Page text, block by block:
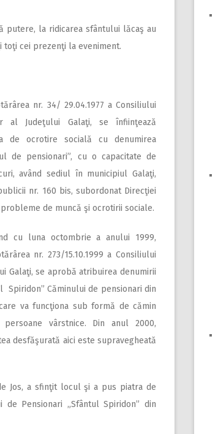
putere, la ridicarea sfântului lăcaş au
toţi cei prezenţi la eveniment.
nr. 34/ 29.04.1977 a Consiliului
al Judeţului Galaţi, se înfiinţează
de ocrotire socială cu denumirea
de pensionari”, cu o capacitate de
având sediul în municipiul Galaţi,
nr. 160 bis, subordonat Direcţiei
de muncă şi ocrotirii sociale.
cu luna octombrie a anului 1999,
nr. 273/15.10.1999 a Consiliului
Galaţi, se aprobă atribuirea denumirii
Spiridon” Căminului de pensionari din
va funcţiona sub formă de cămin
persoane vârstnice. Din anul 2000,
desfăşurată aici este supravegheată
Jos, a sfinţit locul şi a pus piatra de
Pensionari „Sfântul Spiridon” din